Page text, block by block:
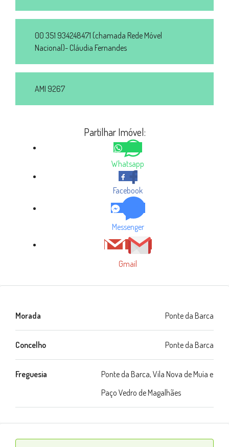
00 351 934248471 (chamada Rede Móvel
Nacional)- Cláudia Fernandes
AMI 9267
Partilhar Imóvel:
Whatsapp
Facebook
Messenger
Gmail
Morada Ponte da Barca
Concelho Ponte da Barca
Freguesia
Ponte da Barca, Vila Nova de Muía e
Paço Vedro de Magalhães